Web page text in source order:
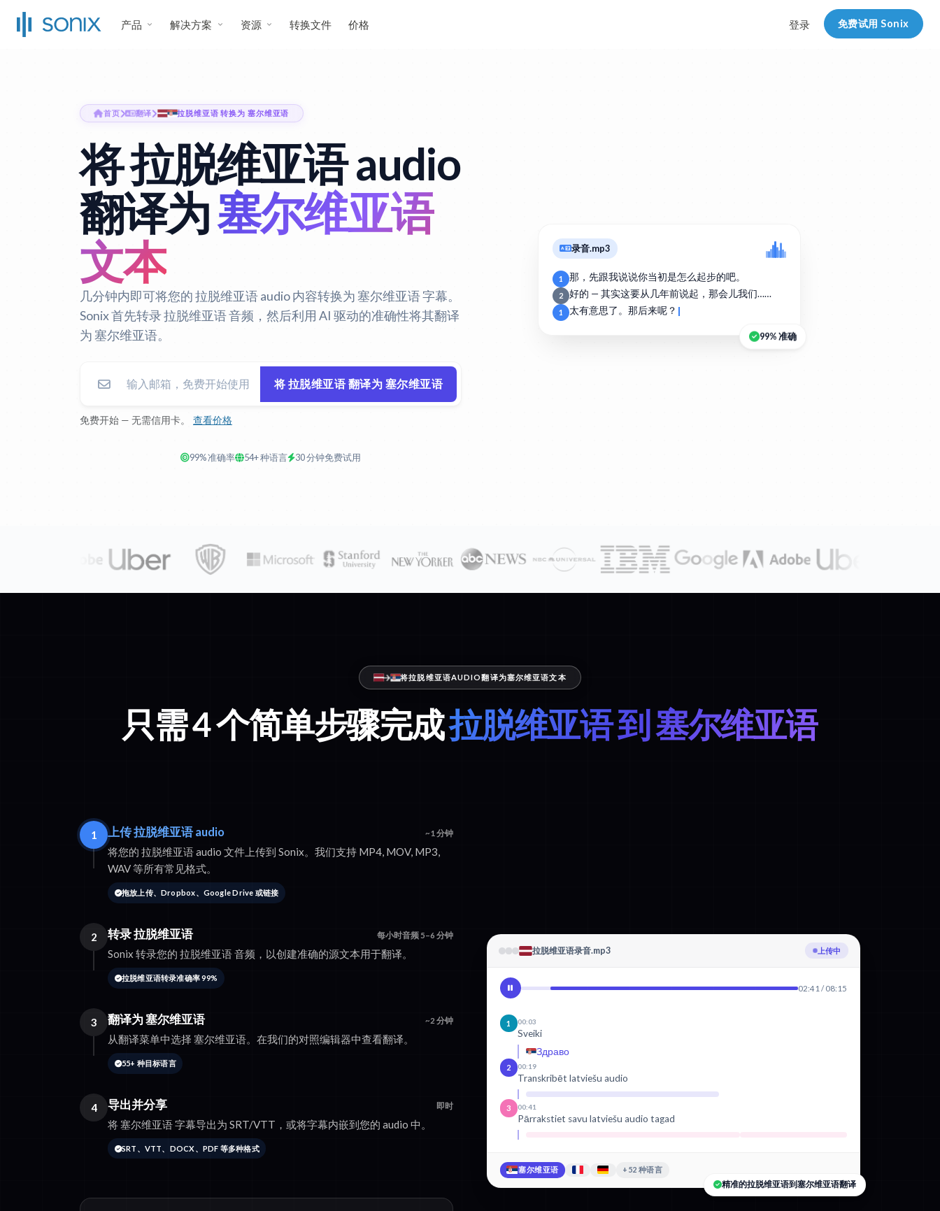
产品 解决方案 资源 转换文件 价格 登录 免费试用 Sonix
首页 翻译 拉脱维亚语 转换为 塞尔维亚语
将 拉脱维亚语 audio
翻译为塞尔维亚语
文本
几分钟内即可将您的 拉脱维亚语 audio 内容转换为 塞尔维亚语 字幕。
Sonix 首先转录 拉脱维亚语 音频，然后利用 AI 驱动的准确性将其翻译
为 塞尔维亚语。
将 拉脱维亚语 翻译为 塞尔维亚语
免费开始 — 无需信用卡。 查看价格
99% 准确率 54+ 种语言 30 分钟免费试用
录音.mp3
1 那，先跟我说说你当初是怎么起步的吧。
2 好的 — 其实这要从几年前说起，那会儿我们……
1 太有意思了。那后来呢？
99% 准确
将拉脱维亚语AUDIO翻译为塞尔维亚语文本
只需 4 个简单步骤完成拉脱维亚语 到 塞尔维亚语
1 上传 拉脱维亚语 audio ~1 分钟
将您的 拉脱维亚语 audio 文件上传到 Sonix。我们支持 MP4, MOV, MP3,
WAV 等所有常见格式。
拖放上传、Dropbox、Google Drive 或链接
2 转录 拉脱维亚语 每小时音频 5–6 分钟
Sonix 转录您的 拉脱维亚语 音频，以创建准确的源文本用于翻译。
拉脱维亚语转录准确率 99%
3 翻译为 塞尔维亚语 ~2 分钟
从翻译菜单中选择 塞尔维亚语。在我们的对照编辑器中查看翻译。
55+ 种目标语言
4 导出并分享 即时
将 塞尔维亚语 字幕导出为 SRT/VTT，或将字幕内嵌到您的 audio 中。
SRT、VTT、DOCX、PDF 等多种格式
拉脱维亚语录音.mp3 正在转录拉脱维亚语
02:41 / 08:15
1 00:03
Sveiki
Здраво
2 00:19
Transkribēt latviešu audio
3 00:41
Pārrakstiet savu latviešu audio tagad
塞尔维亚语 +52 种语言
精准的拉脱维亚语到塞尔维亚语翻译